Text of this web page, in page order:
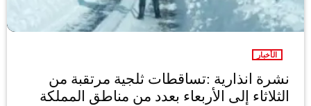
الأخبار
نشرة انذارية :تساقطات ثلجية مرتقبة من
الثلاثاء إلى الأربعاء بعدد من مناطق المملكة